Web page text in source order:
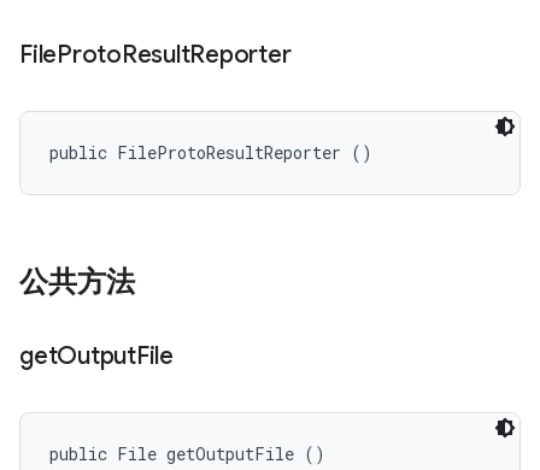
FileProtoResultReporter
public FileProtoResultReporter ()
公共方法
getOutputFile
public File getOutputFile ()